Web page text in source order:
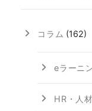
コラム (162)
eラーニ
HR・人